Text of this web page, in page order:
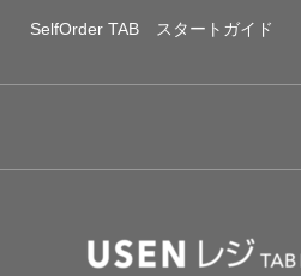
SelfOrder TAB スタートガイド